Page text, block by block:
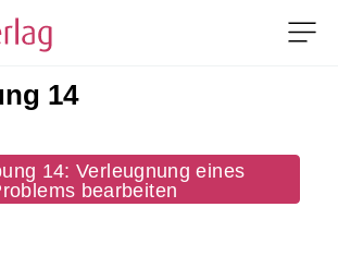
SPRINGEN
14
14: Verleugnung eines
bearbeiten